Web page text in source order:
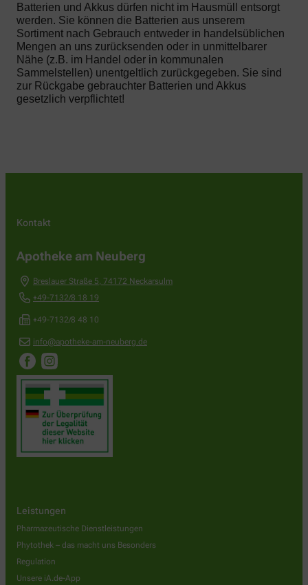
Batterien und Akkus dürfen nicht im Hausmüll entsorgt
werden. Sie können die Batterien aus unserem
Sortiment nach Gebrauch entweder in handelsüblichen
Mengen an uns zurücksenden oder in unmittelbarer
Nähe (z.B. im Handel oder in kommunalen
Sammelstellen) unentgeltlich zurückgegeben. Sie sind
zur Rückgabe gebrauchter Batterien und Akkus
gesetzlich verpflichtet!
Kontakt
Apotheke am Neuberg
Breslauer Straße 5, 74172 Neckarsulm
+49-7132/8 18 19
+49-7132/8 48 10
info@apotheke-am-neuberg.de
Leistungen
Pharmazeutische Dienstleistungen
Phytothek – das macht uns Besonders
Regulation
Unsere iA.de-App